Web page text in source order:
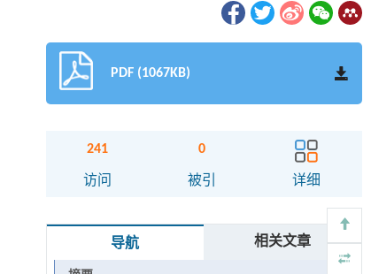
PDF (1067KB)
241
访问
0
被引 详细
导航 相关文章